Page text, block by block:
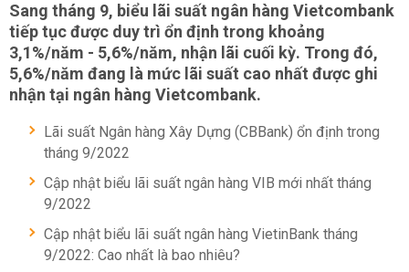
Sang tháng 9, biểu lãi suất ngân hàng Vietcombank
tiếp tục được duy trì ổn định trong khoảng
3,1%/năm - 5,6%/năm, nhận lãi cuối kỳ. Trong đó,
5,6%/năm đang là mức lãi suất cao nhất được ghi
nhận tại ngân hàng Vietcombank.
Lãi suất Ngân hàng Xây Dựng (CBBank) ổn định trong
tháng 9/2022
Cập nhật biểu lãi suất ngân hàng VIB mới nhất tháng
9/2022
Cập nhật biểu lãi suất ngân hàng VietinBank tháng
9/2022: Cao nhất là bao nhiêu?